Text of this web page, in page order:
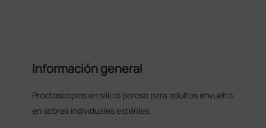
Información general
Proctoscopios en silicio poroso para adultos envuelto
en sobres individuales estériles.